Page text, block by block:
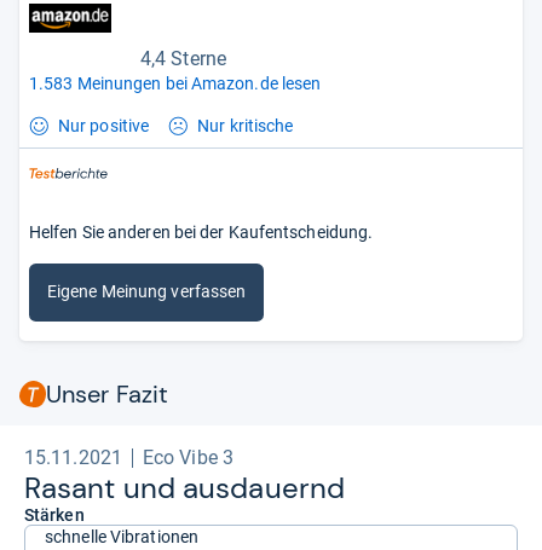
4,4 Sterne
1.583 Meinungen bei Amazon.de lesen
Nur positive Nur kritische
Helfen Sie anderen bei der Kaufentscheidung.
Eigene Meinung verfassen
Unser Fazit
15.11.2021 Eco Vibe 3
Rasant und aus­dau­ernd
Stärken
schnelle Vibrationen